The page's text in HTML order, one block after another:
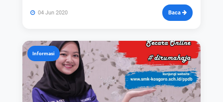
04 Jun 2020 Baca
Informasi